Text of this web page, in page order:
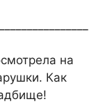
на
Как